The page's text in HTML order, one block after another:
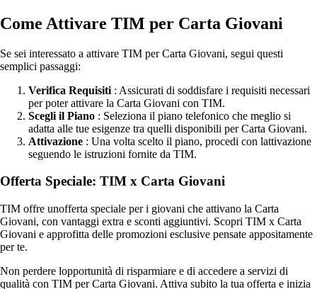
Come Attivare TIM per Carta Giovani
Se sei interessato a attivare TIM per Carta Giovani, segui questi
semplici passaggi:
Verifica Requisiti : Assicurati di soddisfare i requisiti necessari
per poter attivare la Carta Giovani con TIM.
Scegli il Piano : Seleziona il piano telefonico che meglio si
adatta alle tue esigenze tra quelli disponibili per Carta Giovani.
Attivazione : Una volta scelto il piano, procedi con lattivazione
seguendo le istruzioni fornite da TIM.
Offerta Speciale: TIM x Carta Giovani
TIM offre unofferta speciale per i giovani che attivano la Carta
Giovani, con vantaggi extra e sconti aggiuntivi. Scopri TIM x Carta
Giovani e approfitta delle promozioni esclusive pensate appositamente
per te.
Non perdere lopportunità di risparmiare e di accedere a servizi di
qualità con TIM per Carta Giovani. Attiva subito la tua offerta e inizia